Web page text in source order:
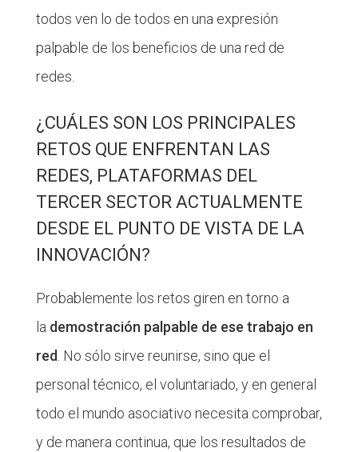
todos ven lo de todos en una expresión
palpable de los beneficios de una red de
redes.
¿CUÁLES SON LOS PRINCIPALES
RETOS QUE ENFRENTAN LAS
REDES, PLATAFORMAS DEL
TERCER SECTOR ACTUALMENTE
DESDE EL PUNTO DE VISTA DE LA
INNOVACIÓN?
Probablemente los retos giren en torno a
la demostración palpable de ese trabajo en
red. No sólo sirve reunirse, sino que el
personal técnico, el voluntariado, y en general
todo el mundo asociativo necesita comprobar,
y de manera continua, que los resultados de